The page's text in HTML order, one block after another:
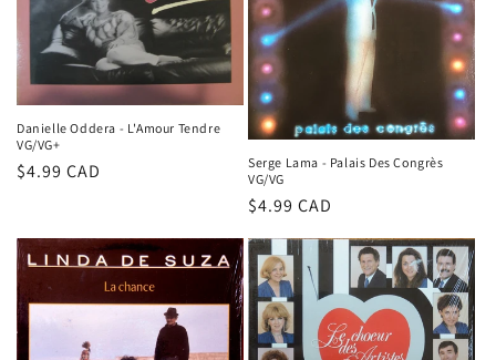
Danielle Oddera - L'Amour Tendre
VG/VG+
Prix
$4.99 CAD
Serge Lama - Palais Des Congrès
VG/VG
Prix
habituel
$4.99 CAD